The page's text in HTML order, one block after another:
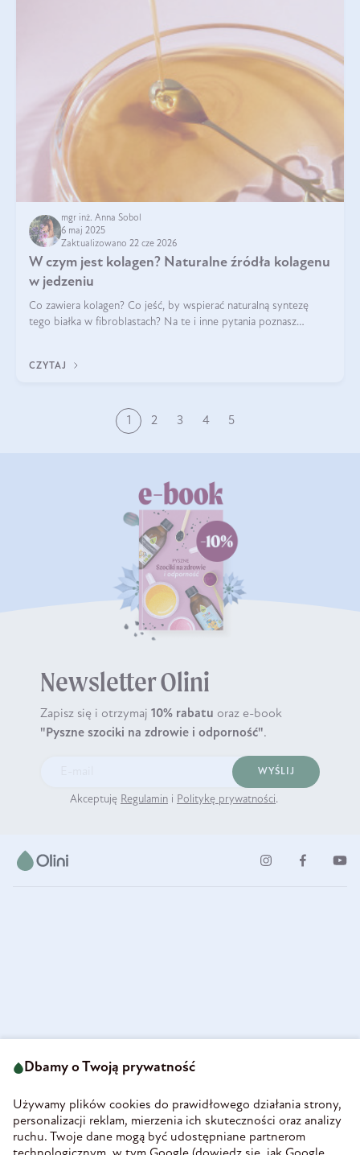
mgr inż. Anna Sobol
6 maj 2025
Zaktualizowano 22 cze 2026
W czym jest kolagen? Naturalne źródła kolagenu
w jedzeniu
Co zawiera kolagen? Co jeść, by wspierać naturalną syntezę
tego białka w fibroblastach? Na te i inne pytania poznasz
CZYTAJ
1 2 3 4 5
Newsletter Olini
Zapisz się i otrzymaj 10% rabatu oraz e-book
"Pyszne szociki na zdrowie i odporność".
WYŚLIJ
Akceptuję Regulamin i Politykę prywatności.
58-160 Świebodzice
REGON 890213034
INFORMACJE
Dbamy o Twoją prywatność
Używamy plików cookies do prawidłowego działania strony,
personalizacji reklam, mierzenia ich skuteczności oraz analizy
ruchu. Twoje dane mogą być udostępniane partnerom